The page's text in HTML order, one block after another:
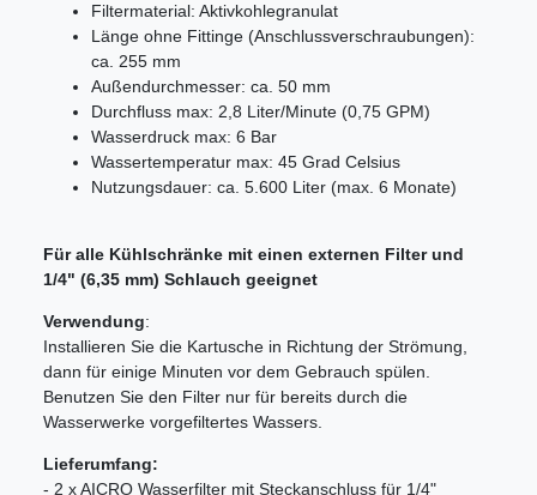
Filtermaterial: Aktivkohlegranulat
Länge ohne Fittinge (Anschlussverschraubungen):
ca. 255 mm
Außendurchmesser: ca. 50 mm
Durchfluss max: 2,8 Liter/Minute (0,75 GPM)
Wasserdruck max: 6 Bar
Wassertemperatur max: 45 Grad Celsius
Nutzungsdauer: ca. 5.600 Liter (max. 6 Monate)
Für alle Kühlschränke mit einen externen Filter und
1/4" (6,35 mm) Schlauch geeignet
Verwendung:
Installieren Sie die Kartusche in Richtung der Strömung,
dann für einige Minuten vor dem Gebrauch spülen.
Benutzen Sie den Filter nur für bereits durch die
Wasserwerke vorgefiltertes Wassers.
Lieferumfang:
- 2 x AICRO Wasserfilter mit Steckanschluss für 1/4"